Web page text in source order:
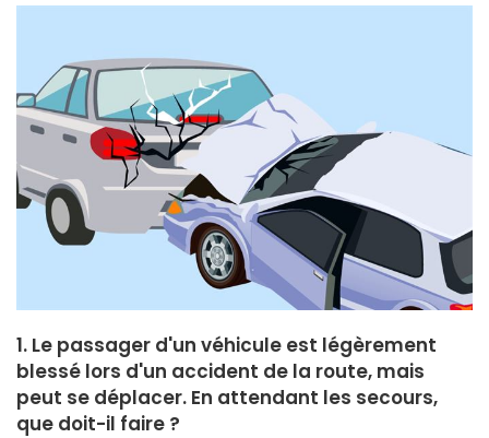
1. Le passager d'un véhicule est légèrement
blessé lors d'un accident de la route, mais
peut se déplacer. En attendant les secours,
que doit-il faire ?